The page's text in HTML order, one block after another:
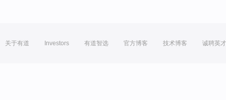
关于有道 Investors 有道智选 官方博客 技术博客 诚聘英才